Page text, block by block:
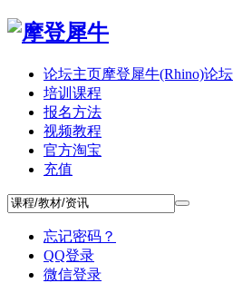
论坛主页摩登犀牛(Rhino)论坛
培训课程
报名方法
视频教程
官方淘宝
充值
忘记密码？
QQ登录
微信登录